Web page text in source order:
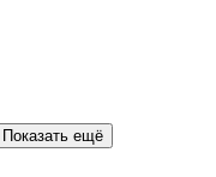
Показать ещё